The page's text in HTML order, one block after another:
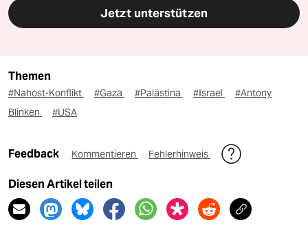
Jetzt unterstützen
Themen
#Nahost-Konflikt #Gaza #Palästina #Israel
#Antony
Blinken
#USA
Feedback Kommentieren Fehlerhinweis
Diesen Artikel teilen